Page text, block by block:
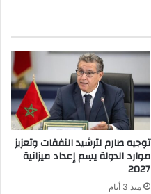
توجيه صارم لترشيد النفقات وتعزيز
موارد الدولة يسِم إعداد ميزانية
2027
منذ 3 أيام